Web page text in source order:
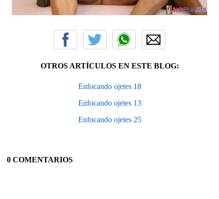
OTROS ARTÍCULOS EN ESTE BLOG:
Enfocando ojetes 18
Enfocando ojetes 13
Enfocando ojetes 25
0 COMENTARIOS